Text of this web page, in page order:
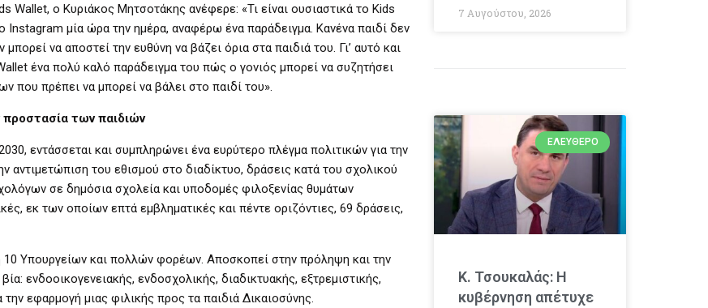
ο Κυριάκος Μητσοτάκης ανέφερε: «Τι είναι ουσιαστικά το Kids
Instagram μία ώρα την ημέρα, αναφέρω ένα παράδειγμα. Κανένα παιδί δεν
να αποστεί την ευθύνη να βάζει όρια στα παιδιά του. Γι’ αυτό και
ένα πολύ καλό παράδειγμα του πώς ο γονιός μπορεί να συζητήσει
που πρέπει να μπορεί να βάλει στο παιδί του».
των παιδιών
εντάσσεται και συμπληρώνει ένα ευρύτερο πλέγμα πολιτικών για την
του εθισμού στο διαδίκτυο, δράσεις κατά του σχολικού
σε δημόσια σχολεία και υποδομές φιλοξενίας θυμάτων
εκ των οποίων επτά εμβληματικές και πέντε οριζόντιες, 69 δράσεις,
10 Υπουργείων και πολλών φορέων. Αποσκοπεί στην πρόληψη και την
ενδοοικογενειακής, ενδοσχολικής, διαδικτυακής, εξτρεμιστικής,
εφαρμογή μιας φιλικής προς τα παιδιά Δικαιοσύνης.
7 Αυγούστου, 2026
ΕΛΕΎΘΕΡΟ
Κ. Τσουκαλάς: Η
κυβέρνηση απέτυχε